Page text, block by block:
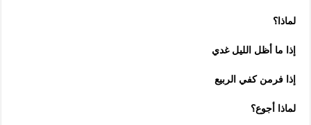
لماذا؟
إذا ما أظل الليل غدي
إذا فرمن كفي الربيع
لماذا أجوع؟